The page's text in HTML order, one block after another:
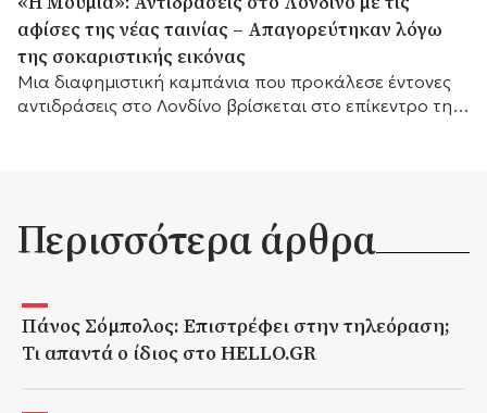
αφίσες της νέας ταινίας – Απαγορεύτηκαν λόγω
της σοκαριστικής εικόνας
Μια διαφημιστική καμπάνια που προκάλεσε έντονες
αντιδράσεις στο Λονδίνο βρίσκεται στο επίκεντρο της
Περισσότερα άρθρα
Πάνος Σόμπολος: Επιστρέφει στην τηλεόραση;
Τι απαντά ο ίδιος στο HELLO.GR